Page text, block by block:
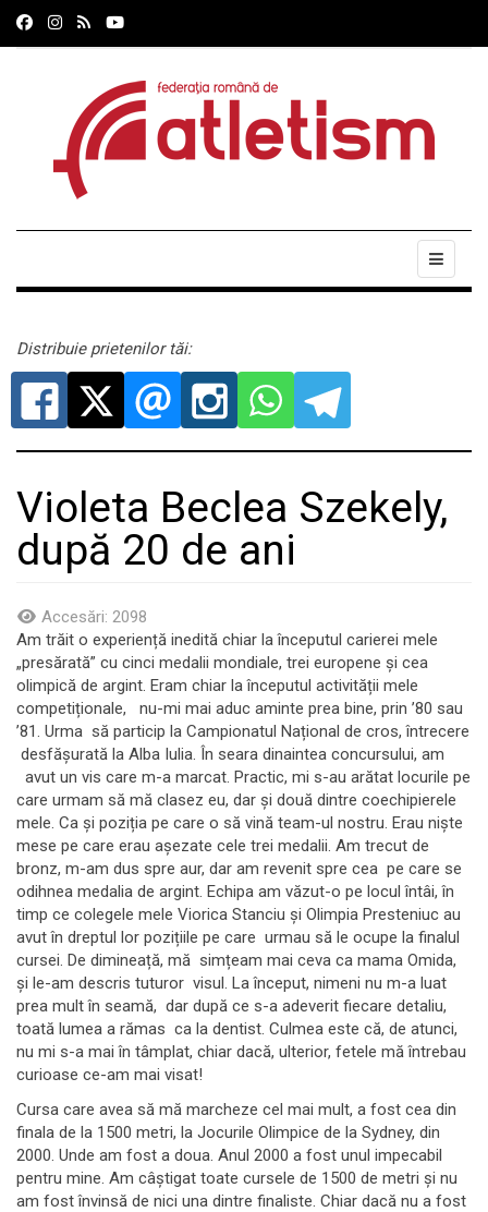
Distribuie prietenilor tăi:
Violeta Beclea Szekely,
după 20 de ani
Accesări: 2098
Am trăit o experiență inedită chiar la începutul carierei mele
„presărată” cu cinci medalii mondiale, trei europene și cea
olimpică de argint. Eram chiar la începutul activității mele
competiționale, nu-mi mai aduc aminte prea bine, prin ’80 sau
’81. Urma să particip la Campionatul Național de cros, întrecere
desfășurată la Alba Iulia. În seara dinaintea concursului, am
avut un vis care m-a marcat. Practic, mi s-au arătat locurile pe
care urmam să mă clasez eu, dar și două dintre coechipierele
mele. Ca și poziția pe care o să vină team-ul nostru. Erau niște
mese pe care erau așezate cele trei medalii. Am trecut de
bronz, m-am dus spre aur, dar am revenit spre cea pe care se
odihnea medalia de argint. Echipa am văzut-o pe locul întâi, în
timp ce colegele mele Viorica Stanciu și Olimpia Presteniuc au
avut în dreptul lor pozițiile pe care urmau să le ocupe la finalul
cursei. De dimineață, mă simțeam mai ceva ca mama Omida,
și le-am descris tuturor visul. La început, nimeni nu m-a luat
prea mult în seamă, dar după ce s-a adeverit fiecare detaliu,
toată lumea a rămas ca la dentist. Culmea este că, de atunci,
nu mi s-a mai în tâmplat, chiar dacă, ulterior, fetele mă întrebau
curioase ce-am mai visat!
Cursa care avea să mă marcheze cel mai mult, a fost cea din
finala de la 1500 metri, la Jocurile Olimpice de la Sydney, din
2000. Unde am fost a doua. Anul 2000 a fost unul impecabil
pentru mine. Am câștigat toate cursele de 1500 de metri și nu
am fost învinsă de nici una dintre finaliste. Chiar dacă nu a fost